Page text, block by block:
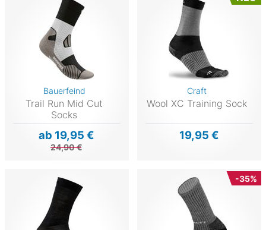
Bauerfeind
Trail Run Mid Cut
Socks
ab 19,95 €
24,90 €
Craft
Wool XC Training Sock
19,95 €
-35%